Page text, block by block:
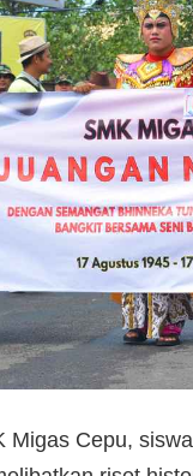
Migas Cepu,